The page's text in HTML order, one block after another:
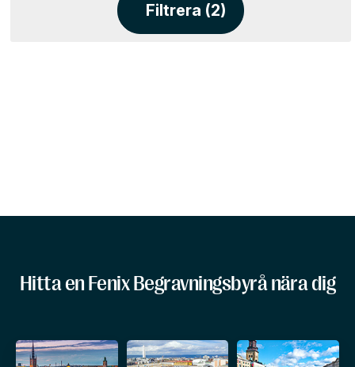
Filtrera (2)
Hitta en Fenix Begravningsbyrå nära dig